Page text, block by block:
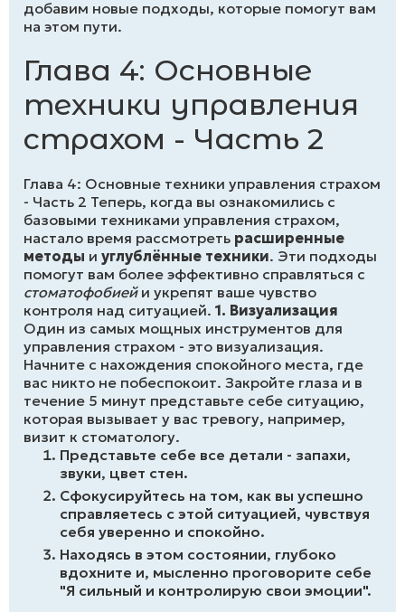
добавим новые подходы, которые помогут вам
на этом пути.
Глава 4: Основные
техники управления
страхом - Часть 2
Глава 4: Основные техники управления страхом
- Часть 2 Теперь, когда вы ознакомились с
базовыми техниками управления страхом,
настало время рассмотреть расширенные
методы и углублённые техники. Эти подходы
помогут вам более эффективно справляться с
стоматофобиейи укрепят ваше чувство
контроля над ситуацией. 1. Визуализация
Один из самых мощных инструментов для
управления страхом - это визуализация.
Начните с нахождения спокойного места, где
вас никто не побеспокоит. Закройте глаза и в
течение 5 минут представьте себе ситуацию,
которая вызывает у вас тревогу, например,
визит к стоматологу.
Представьте себе все детали - запахи,
звуки, цвет стен.
Сфокусируйтесь на том, как вы успешно
справляетесь с этой ситуацией, чувствуя
себя уверенно и спокойно.
Находясь в этом состоянии, глубоко
вдохните и, мысленно проговорите себе
"Я сильный и контролирую свои эмоции".